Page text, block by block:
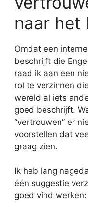
naar het
Omdat een
beschrijft die
raad ik aan een
rol te verzinnen
wereld al iets
goed beschrijft.
“vertrouwen” er
voorstellen dat
graag zien.
Ik heb lang
één suggestie
goed vind werken: